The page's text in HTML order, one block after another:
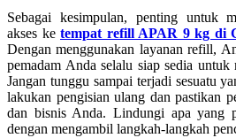
Sebagai kesimpulan, penting untuk
akses ke tempat refill APAR 9 kg di
Dengan menggunakan layanan refill,
pemadam Anda selalu siap sedia untuk
Jangan tunggu sampai terjadi sesuatu
lakukan pengisian ulang dan pastikan
dan bisnis Anda. Lindungi apa yang
dengan mengambil langkah-langkah